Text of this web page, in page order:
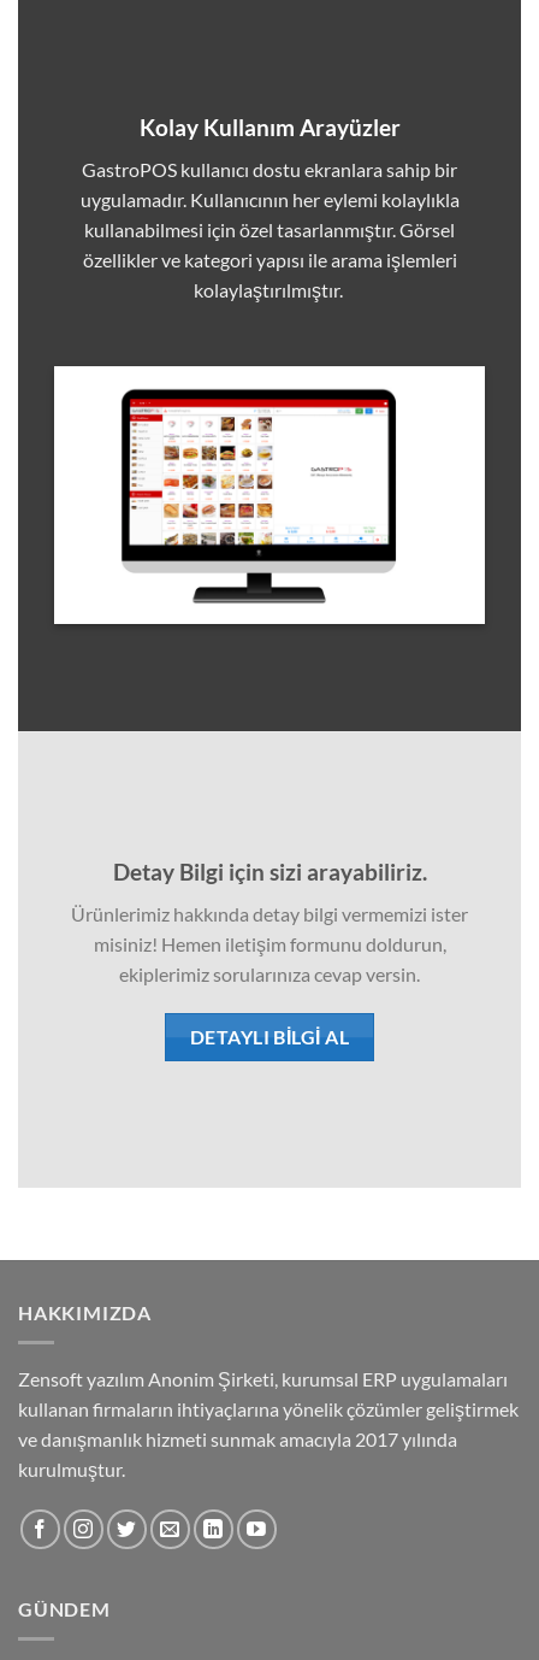
Kolay Kullanım Arayüzler
GastroPOS kullanıcı dostu ekranlara sahip bir
uygulamadır. Kullanıcının her eylemi kolaylıkla
kullanabilmesi için özel tasarlanmıştır. Görsel
özellikler ve kategori yapısı ile arama işlemleri
kolaylaştırılmıştır.
Detay Bilgi için sizi arayabiliriz.
Ürünlerimiz hakkında detay bilgi vermemizi ister
misiniz! Hemen iletişim formunu doldurun,
ekiplerimiz sorularınıza cevap versin.
DETAYLI BILGI AL
HAKKIMIZDA
Zensoft yazılım Anonim Şirketi, kurumsal ERP uygulamaları
kullanan firmaların ihtiyaçlarına yönelik çözümler geliştirmek
ve danışmanlık hizmeti sunmak amacıyla 2017 yılında
kurulmuştur.
GÜNDEM